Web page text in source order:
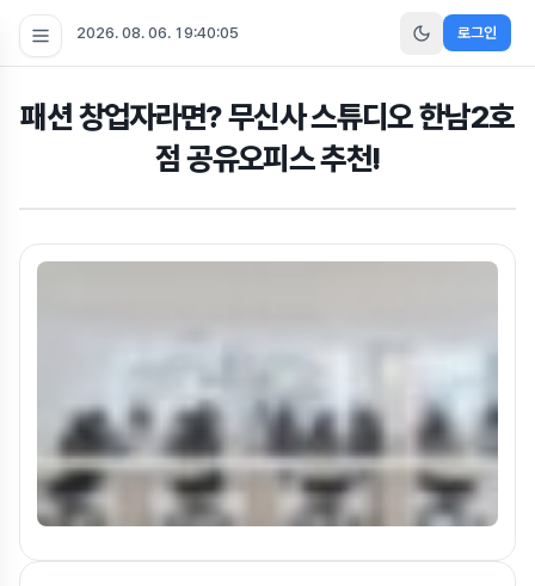
2026. 08. 06. 19:40:06 로그인
패션 창업자라면? 무신사 스튜디오 한남2호
점 공유오피스 추천!